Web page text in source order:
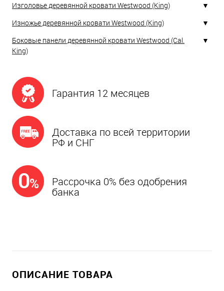
Изголовье деревянной кровати Westwood (King)
Изножье деревянной кровати Westwood (King)
Боковые панели деревянной кровати Westwood (Cal.
King)
Гарантия 12 месяцев
Доставка по всей территории
РФ и СНГ
Рассрочка 0% без одобрения
банка
ОПИСАНИЕ ТОВАРА